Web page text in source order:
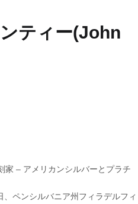
ティー(John
家 – アメリカンシルバーとプラチ
ペンシルバニア州フィラデルフィ